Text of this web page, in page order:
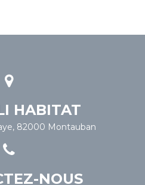
HABITAT
82000 Montauban
NOUS